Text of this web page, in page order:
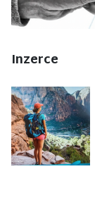
Inzerce